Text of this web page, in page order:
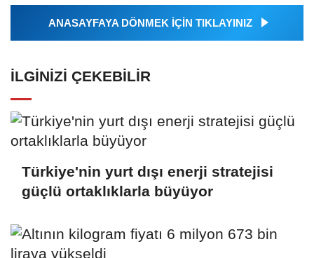
ANASAYFAYA DÖNMEK İÇİN TIKLAYINIZ
İLGINIZI ÇEKEBILIR
Türkiye'nin yurt dışı enerji stratejisi
güçlü ortaklıklarla büyüyor